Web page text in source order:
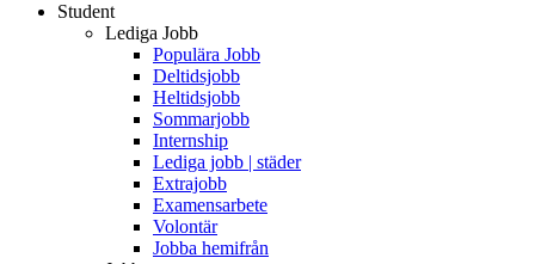
Student
Lediga Jobb
Populära Jobb
Deltidsjobb
Heltidsjobb
Sommarjobb
Internship
Lediga jobb | städer
Extrajobb
Examensarbete
Volontär
Jobba hemifrån